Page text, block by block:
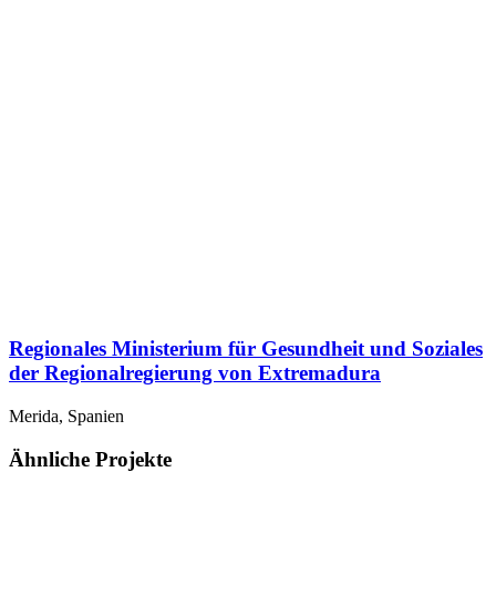
Regionales Ministerium für Gesundheit und Soziales
der Regionalregierung von Extremadura
Merida, Spanien
Ähnliche Projekte